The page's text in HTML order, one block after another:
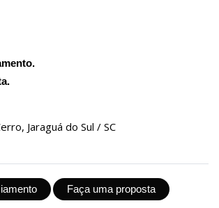
Jaraguá do Sul / SC
Faça uma proposta